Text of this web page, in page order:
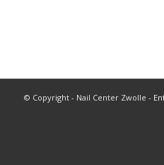
© Copyright - Nail Center Zwolle -